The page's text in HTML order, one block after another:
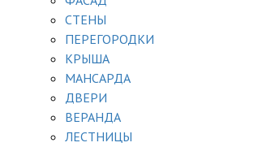
СТЕНЫ
ПЕРЕГОРОДКИ
КРЫША
МАНСАРДА
ДВЕРИ
ВЕРАНДА
ЛЕСТНИЦЫ